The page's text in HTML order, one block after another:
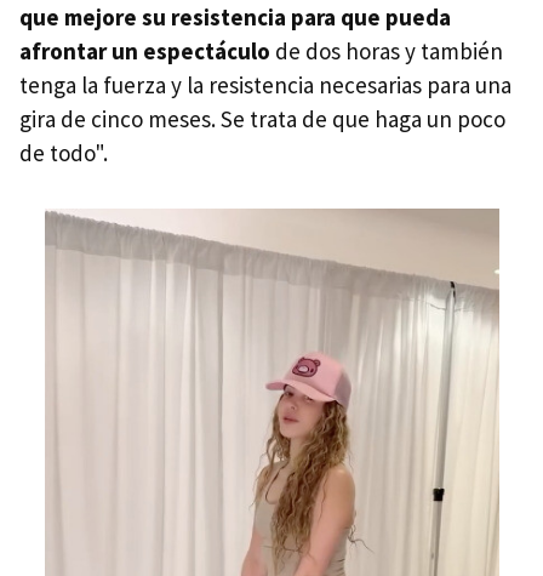
que mejore su resistencia para que pueda
afrontar un espectáculo de dos horas y también
tenga la fuerza y ​​la resistencia necesarias para una
gira de cinco meses. Se trata de que haga un poco
de todo".